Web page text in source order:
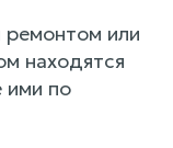
ремонтом или
находятся
ими по